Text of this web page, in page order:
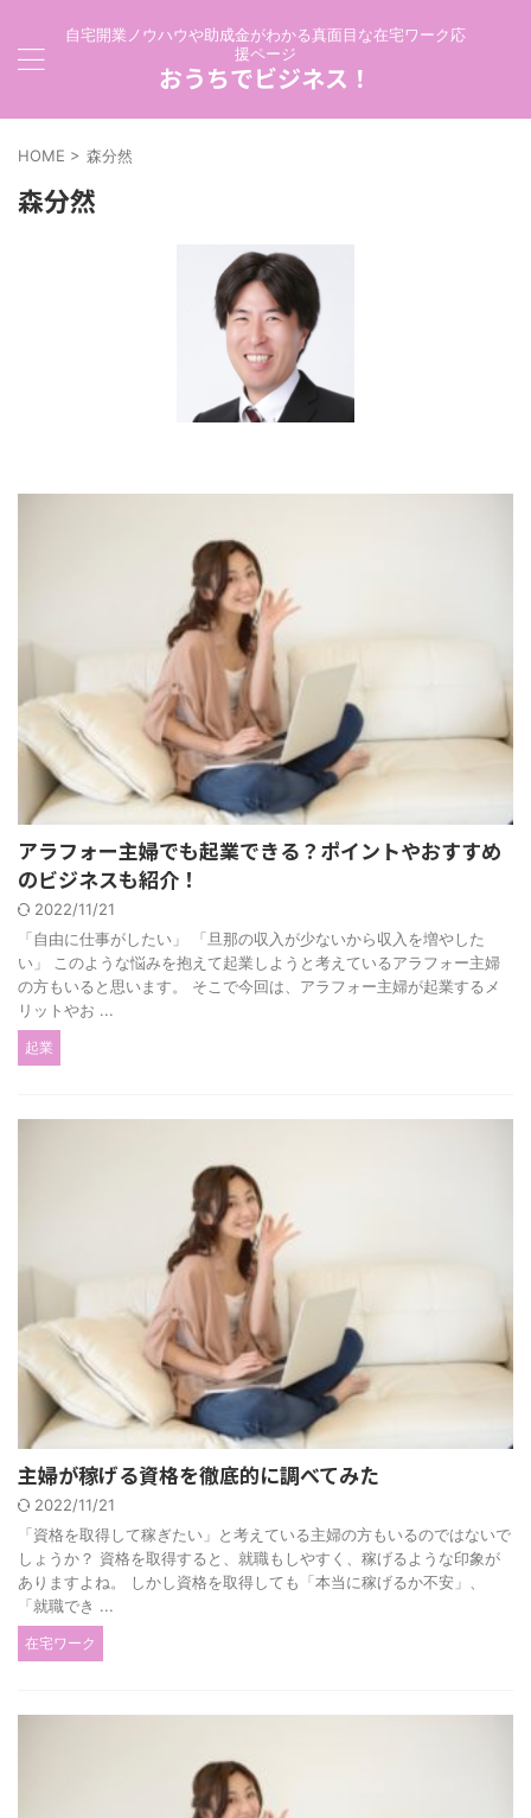
自宅開業ノウハウや助成金がわかる真面目な在宅ワーク応
援ページ
おうちでビジネス！
HOME > 森分然
森分然
アラフォー主婦でも起業できる？ポイントやおすすめ
のビジネスも紹介！
2022/11/21
「自由に仕事がしたい」 「旦那の収入が少ないから収入を増やした
い」 このような悩みを抱えて起業しようと考えているアラフォー主婦
の方もいると思います。 そこで今回は、アラフォー主婦が起業するメ
リットやお ...
起業
主婦が稼げる資格を徹底的に調べてみた
2022/11/21
「資格を取得して稼ぎたい」と考えている主婦の方もいるのではないで
しょうか？ 資格を取得すると、就職もしやすく、稼げるような印象が
ありますよね。 しかし資格を取得しても「本当に稼げるか不安」、
「就職でき ...
在宅ワーク